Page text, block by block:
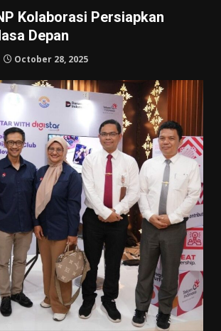
Kolaborasi Persiapkan
Depan
October 28, 2025